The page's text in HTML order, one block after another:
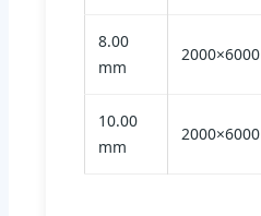
8.00
mm
2000×6000
10.00
mm
2000×6000